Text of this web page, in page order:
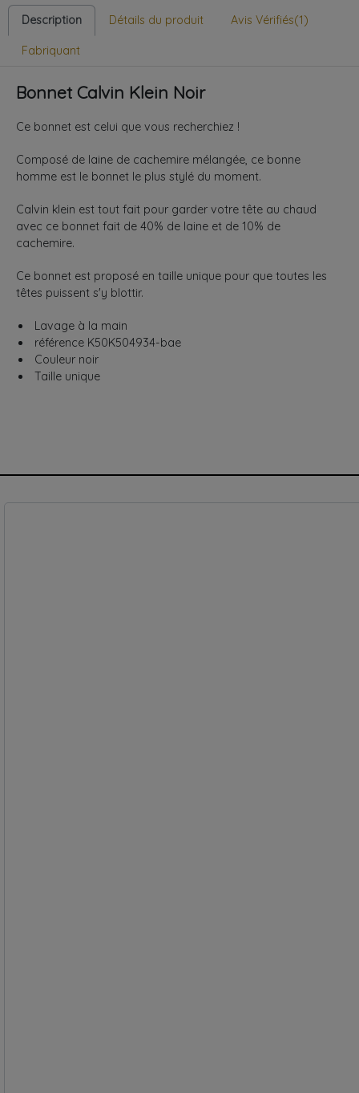
Description Détails du produit Avis Vérifiés(1)
Fabriquant
Bonnet Calvin Klein Noir
Ce bonnet est celui que vous recherchiez !
Composé de laine de cachemire mélangée, ce bonne
homme est le bonnet le plus stylé du moment.
Calvin klein est tout fait pour garder votre tête au chaud
avec ce bonnet fait de 40% de laine et de 10% de
cachemire.
Ce bonnet est proposé en taille unique pour que toutes les
têtes puissent s'y blottir.
Lavage à la main
référence K50K504934-bae
Couleur noir
Taille unique